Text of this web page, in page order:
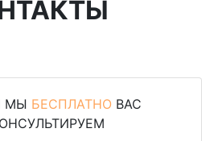
МЫ БЕСПЛАТНО ВАС